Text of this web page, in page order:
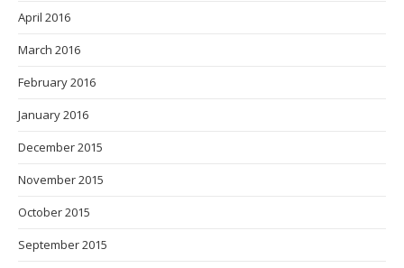
April 2016
March 2016
February 2016
January 2016
December 2015
November 2015
October 2015
September 2015